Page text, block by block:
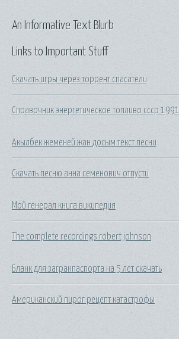
Links to Important Stuff
Скачать игры через торрент спасатели
Справочник энергетическое топливо ссср 1991
Акылбек жеменей жан досым текст песни
Скачать песню анна семенович отпусти
Мой генерал книга википедия
The complete recordings robert johnson
Бланк для загранпаспорта на 5 лет скачать
Американский пирог рецепт катастрофы
An Informative Text Blurb